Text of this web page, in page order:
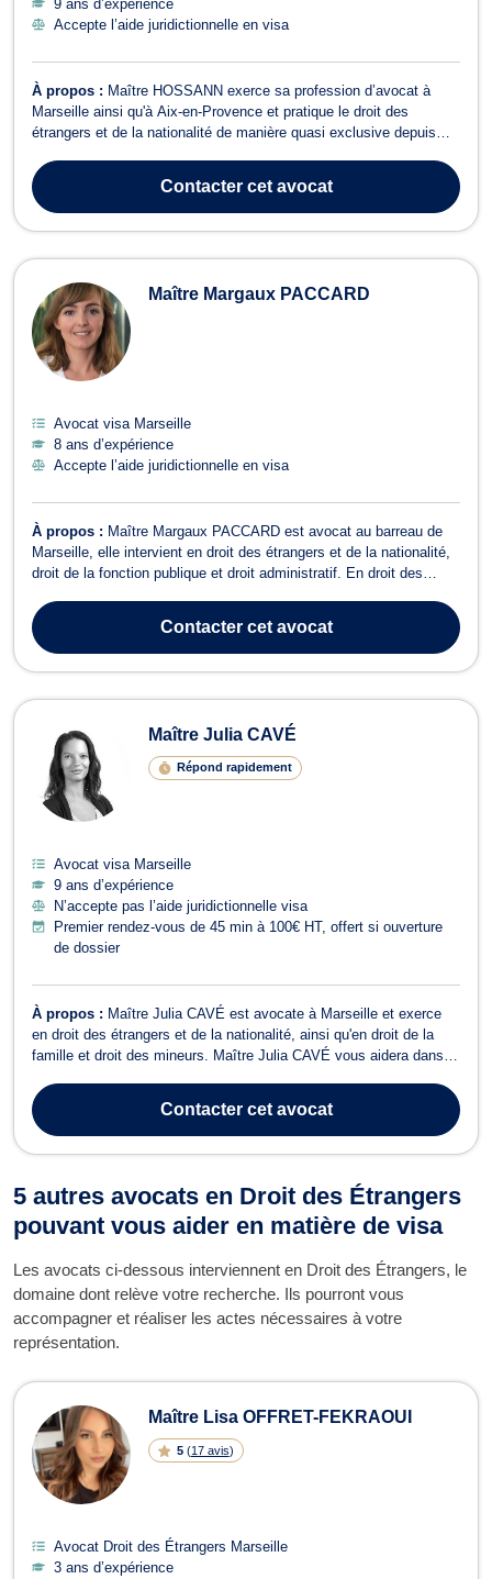
9 ans d’expérience
Accepte l’aide juridictionnelle en visa
À propos : Maître HOSSANN exerce sa profession d’avocat à
Marseille ainsi qu'à Aix-en-Provence et pratique le droit des
étrangers et de la nationalité de manière quasi exclusive depuis
rencontrer diverses situations juridiques et de représenter les
intérêts de ressortis...Contactercet avocat
Maître Margaux PACCARD
Avocat visa Marseille
8 ans d’expérience
Accepte l’aide juridictionnelle en visa
À propos : Maître Margaux PACCARD est avocat au barreau de
Marseille, elle intervient en droit des étrangers et de la nationalité,
droit de la fonction publique et droit administratif. En droit des
et vous conseille dans le cadre de votre demande de titre de
séjour, de vis...
Contactercet avocat
Maître Julia CAVÉ
Répond rapidement
Avocat visa Marseille
9 ans d’expérience
N’accepte pas l’aide juridictionnelle visa
Premier rendez-vous de 45 min à 100€ HT, offert si ouverture
de dossier
À propos : Maître Julia CAVÉ est avocate à Marseille et exerce
en droit des étrangers et de la nationalité, ainsi qu'en droit de la
famille et droit des mineurs. Maître Julia CAVÉ vous aidera dans le
de régularisation, de demande de VISA et de regroupement
familial. Maî...
Contactercet avocat
5 autres avocats en Droit des Étrangers
pouvant vous aider en matière de visa
Les avocats ci-dessous interviennent en Droit des Étrangers, le
domaine dont relève votre recherche. Ils pourront vous
accompagner et réaliser les actes nécessaires à votre
représentation.
Maître Lisa OFFRET-FEKRAOUI
5 (17 avis)
Avocat Droit des Étrangers Marseille
3 ans d’expérience